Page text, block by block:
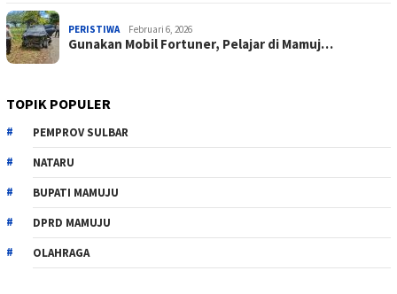
PERISTIWA Februari 6, 2026
Gunakan Mobil Fortuner, Pelajar di Mamuj…
TOPIK POPULER
PEMPROV SULBAR
NATARU
BUPATI MAMUJU
DPRD MAMUJU
OLAHRAGA